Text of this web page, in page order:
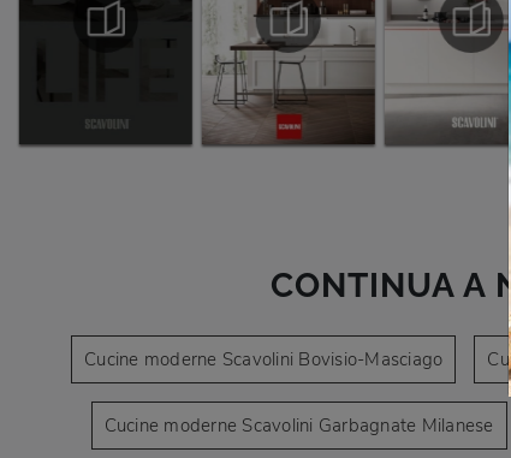
CONTINUA A
Cucine moderne Scavolini Bovisio-Masciago
Cucine moderne Scavolini Garbagnate Milanese